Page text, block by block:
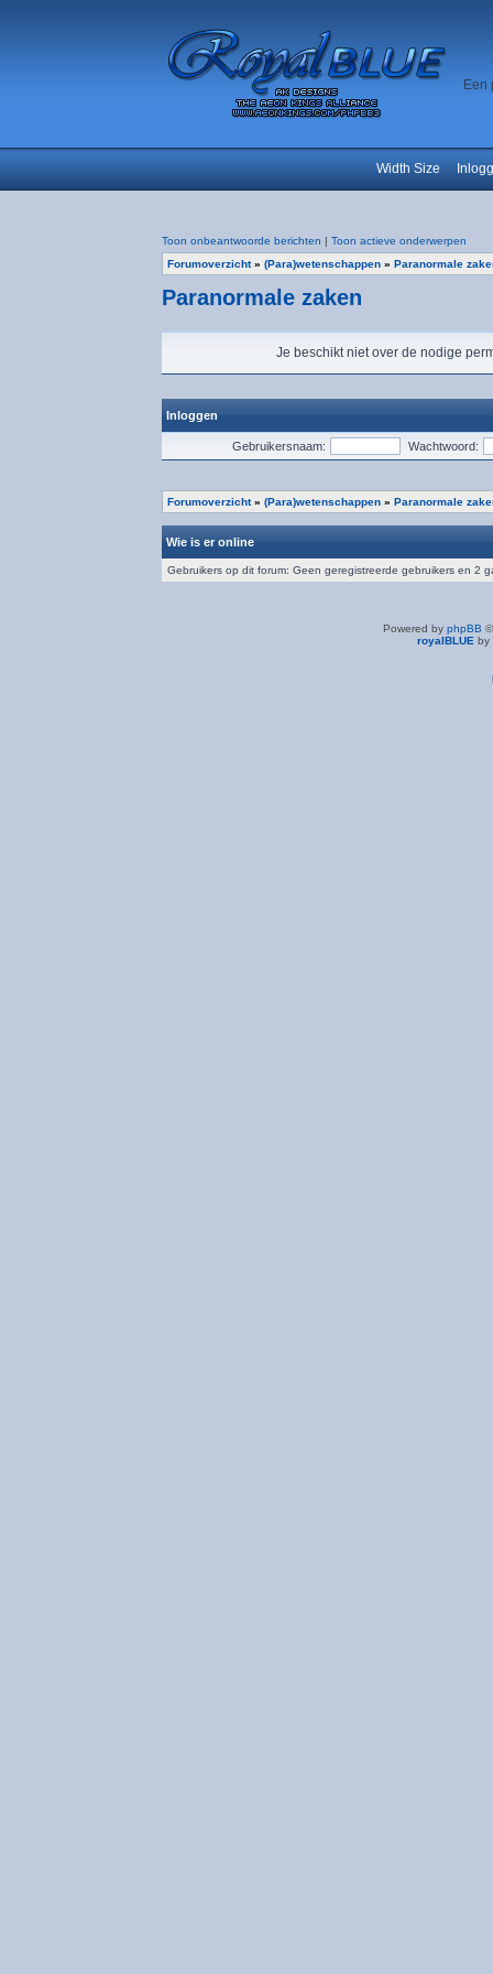
Een
Width Size
Toon onbeantwoorde berichten | Toon actieve onderwerpen
Forumoverzicht» (Para)wetenschappen » Paranormale
Paranormale zaken
Je beschikt niet over de nodige
Inloggen
Gebruikersnaam: Wachtwoord:
Forumoverzicht» (Para)wetenschappen » Paranormale
Wie is er online
Gebruikers op dit forum: Geen geregistreerde gebruikers en 2
Powered by phpBB
royalBLUE by